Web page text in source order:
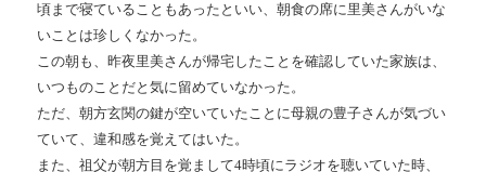
頃まで寝ていることもあったといい、朝食の席に里美さんがいな
いことは珍しくなかった。
この朝も、昨夜里美さんが帰宅したことを確認していた家族は、
いつものことだと気に留めていなかった。
ただ、朝方玄関の鍵が空いていたことに母親の豊子さんが気づい
ていて、違和感を覚えてはいた。
また、祖父が朝方目を覚まして4時頃にラジオを聴いていた時、